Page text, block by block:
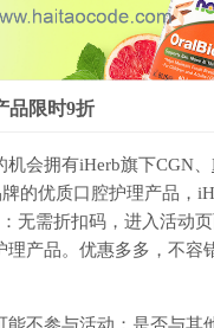
品限时9折
会拥有iHerb旗下CGN、
的优质口腔护理产品，
无需折扣码，进入活动
理产品。优惠多多，不容